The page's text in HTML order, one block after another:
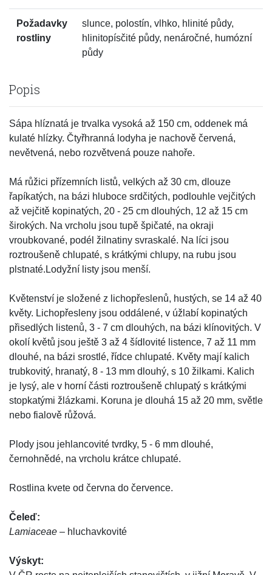
Požadavky
rostliny
slunce, polostín, vlhko, hlinité půdy,
hlinitopísčité půdy, nenáročné, humózní
půdy
Popis
Sápa hlíznatá je trvalka vysoká až 150 cm, oddenek má
kulaté hlízky. Čtyřhranná lodyha je nachově červená,
nevětvená, nebo rozvětvená pouze nahoře.
Má růžici přízemních listů, velkých až 30 cm, dlouze
řapíkatých, na bázi hluboce srdčitých, podlouhle vejčitých
až vejčitě kopinatých, 20 - 25 cm dlouhých, 12 až 15 cm
širokých. Na vrcholu jsou tupě špičaté, na okraji
vroubkované, podél žilnatiny svraskalé. Na líci jsou
roztroušeně chlupaté, s krátkými chlupy, na rubu jsou
plstnaté.Lodyžní listy jsou menší.
Květenství je složené z lichopřeslenů, hustých, se 14 až 40
květy. Lichopřesleny jsou oddálené, v úžlabí kopinatých
přisedlých listenů, 3 - 7 cm dlouhých, na bázi klínovitých. V
okolí květů jsou ještě 3 až 4 šídlovité listence, 7 až 11 mm
dlouhé, na bázi srostlé, řídce chlupaté. Květy mají kalich
trubkovitý, hranatý, 8 - 13 mm dlouhý, s 10 žilkami. Kalich
je lysý, ale v horní části roztroušeně chlupatý s krátkými
stopkatými žlázkami. Koruna je dlouhá 15 až 20 mm, světle
nebo fialově růžová.
Plody jsou jehlancovité tvrdky, 5 - 6 mm dlouhé,
černohnědé, na vrcholu krátce chlupaté.
Rostlina kvete od června do července.
Čeleď:
Lamiaceae – hluchavkovité
Výskyt: